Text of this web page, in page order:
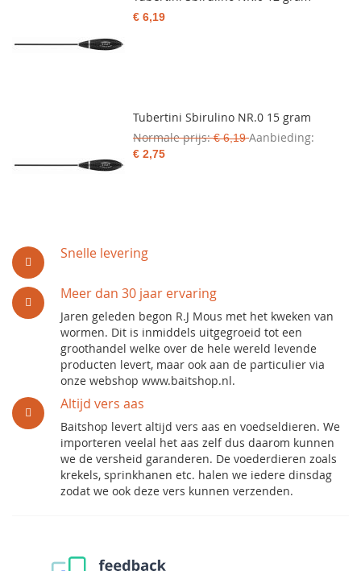
Snelle levering
Meer dan 30 jaar ervaring
Jaren geleden begon R.J Mous met het kweken van
wormen. Dit is inmiddels uitgegroeid tot een
groothandel welke over de hele wereld levende
producten levert, maar ook aan de particulier via
onze webshop www.baitshop.nl.
Altijd vers aas
Baitshop levert altijd vers aas en voedseldieren. We
importeren veelal het aas zelf dus daarom kunnen
we de versheid garanderen. De voederdieren zoals
krekels, sprinkhanen etc. halen we iedere dinsdag
zodat we ook deze vers kunnen verzenden.
€ 6,19
Tubertini Sbirulino NR.0 15 gram
Normale prijs € 6,19 Aanbieding
€ 2,75